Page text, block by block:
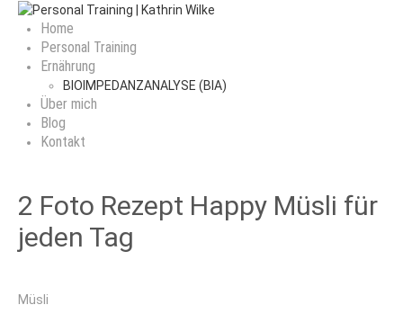
Home
Personal Training
Ernährung
BIOIMPEDANZANALYSE (BIA)
Über mich
Blog
Kontakt
2 Foto Rezept Happy Müsli für
jeden Tag
Müsli